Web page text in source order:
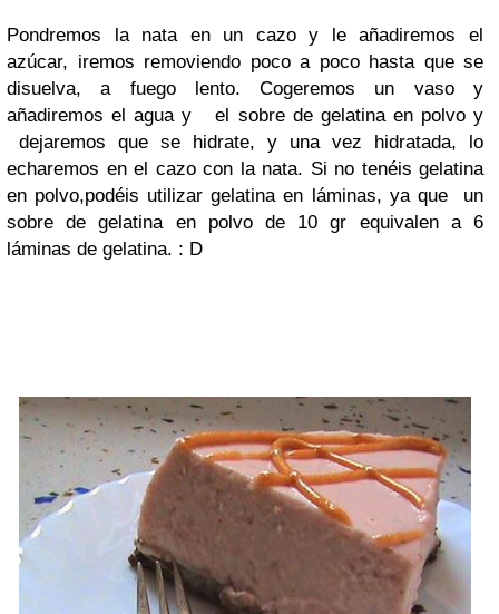
Pondremos la nata en un cazo y le añadiremos el
azúcar, iremos removiendo poco a poco hasta que se
disuelva, a fuego lento. Cogeremos un vaso y
añadiremos el agua y el sobre de gelatina en polvo y
dejaremos que se hidrate, y una vez hidratada, lo
echaremos en el cazo con la nata. Si no tenéis gelatina
en polvo,podéis utilizar gelatina en láminas, ya que un
sobre de gelatina en polvo de 10 gr equivalen a 6
láminas de gelatina. : D